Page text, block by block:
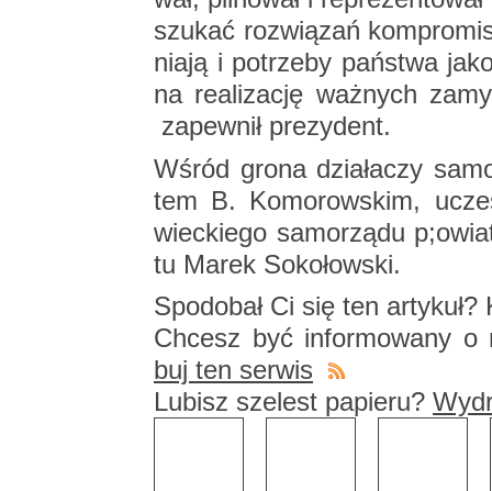
szu­kać roz­wią­zań
nia­ją i po­trze­by pań­stwa
na re­ali­za­cję waż­nych
za­pew­nił pre­zy­dent.
Wśród grona dzia­ła­czy
tem B. Ko­mo­row­skim,
wiec­kie­go sa­mo­rzą­du
tu Marek So­ko­łow­ski.
Spodo­bał Ci się ten
Chcesz być in­for­mo­wa­ny o
buj ten ser­wis
Lu­bisz sze­lest pa­pie­ru?